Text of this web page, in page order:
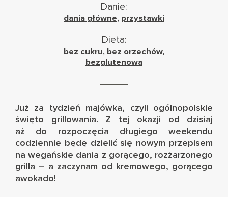
Danie:
dania główne, przystawki
Dieta:
bez cukru, bez orzechów,
bezglutenowa
Już za tydzień majówka, czyli ogólnopolskie
święto grillowania. Z tej okazji od dzisiaj
aż do rozpoczęcia długiego weekendu
codziennie będę dzielić się nowym przepisem
na wegańskie dania z gorącego, rozżarzonego
grilla – a zaczynam od kremowego, gorącego
awokado!